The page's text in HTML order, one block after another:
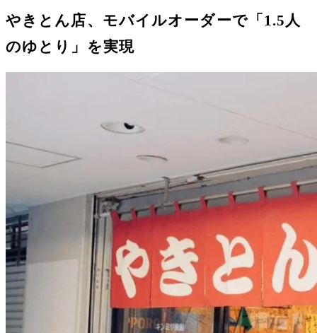
やきとん店、モバイルオーダーで「1.5人
のゆとり」を実現